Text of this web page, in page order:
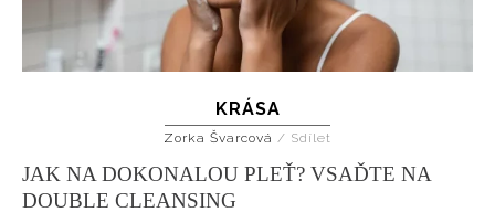
KRÁSA
Zorka Švarcová / Sdílet
JAK NA DOKONALOU PLEŤ? VSAĎTE NA
DOUBLE CLEANSING